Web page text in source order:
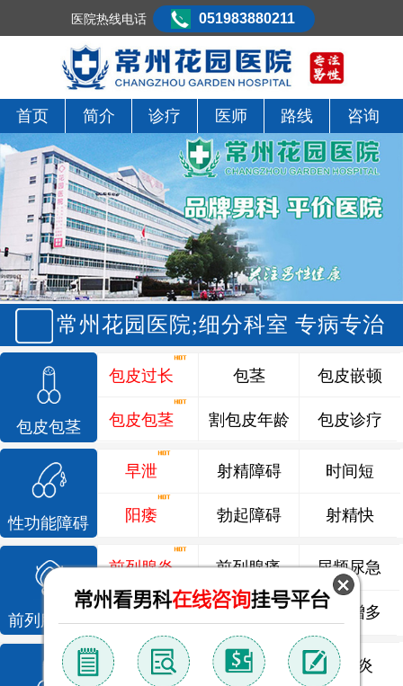
首页 简介 诊疗 医师 路线 咨询
常州花园医院;细分科室 专病专治
包皮包茎
包皮过长
包皮包茎
包茎
割包皮年龄
包皮嵌顿
包皮诊疗
性功能障碍
早泄
阳痿
射精障碍
勃起障碍
时间短
射精快
前列腺疾病
前列腺炎 前列腺痛 尿频尿急
前列腺增生 排尿不畅 夜尿增多
龟头炎 睾丸炎 尿道炎
医院热线电话 051983880211